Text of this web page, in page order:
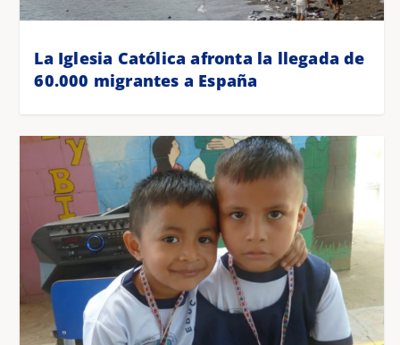
La Iglesia Católica afronta la llegada de
60.000 migrantes a España